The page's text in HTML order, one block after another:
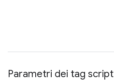
Parametri dei tag script